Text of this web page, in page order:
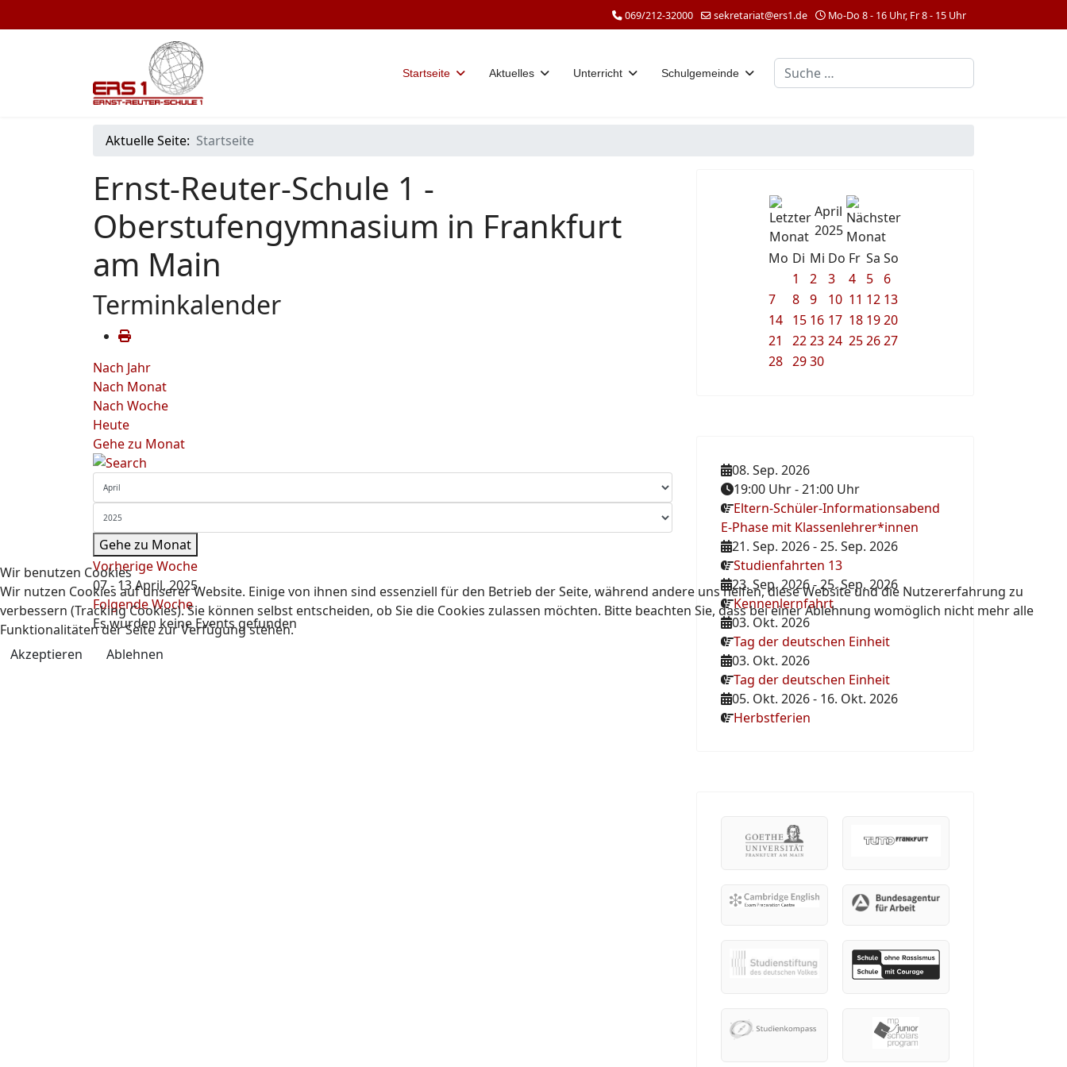
069/212-32000 sekretariat@ers1.de Mo-Do 8 - 16 Uhr, Fr 8 - 15 Uhr
Startseite Aktuelles Unterricht Schulgemeinde Suchen
Aktuelle Seite: Startseite
Ernst-Reuter-Schule 1 -
Oberstufengymnasium in Frankfurt
am Main
Terminkalender
Nach Jahr
Nach Monat
Nach Woche
Heute
Gehe zu Monat
Gehe zu Monat
Vorherige Woche
07 - 13 April, 2025
Folgende Woche
Es wurden keine Events gefunden
April
2025
Mo Di Mi Do Fr Sa So
1
2 3 4 5
6
7
8 9 10 11 12 13
14 15 16 17 18 1920
21
2223 24 252627
28 2930
08. Sep. 2026
19:00 Uhr-21:00 Uhr
Eltern-Schüler-Informationsabend
E-Phase mit Klassenlehrer*innen
21. Sep. 2026-25. Sep. 2026
Studienfahrten 13
23. Sep. 2026-25. Sep. 2026
Kennenlernfahrt
03. Okt. 2026
Tag der deutschen Einheit
03. Okt. 2026
Tag der deutschen Einheit
05. Okt. 2026- 16. Okt. 2026
Herbstferien
Wir benutzen Cookies
Wir nutzen Cookies auf unserer Website. Einige von ihnen sind essenziell für den Betrieb der Seite, während andere uns helfen, diese Website und die Nutzererfahrung zu
verbessern (Tracking Cookies). Sie können selbst entscheiden, ob Sie die Cookies zulassen möchten. Bitte beachten Sie, dass bei einer Ablehnung womöglich nicht mehr alle
Funktionalitäten der Seite zur Verfügung stehen.
Akzeptieren
Ablehnen